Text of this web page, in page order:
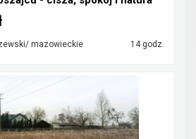
mazowieckie 14 godz.